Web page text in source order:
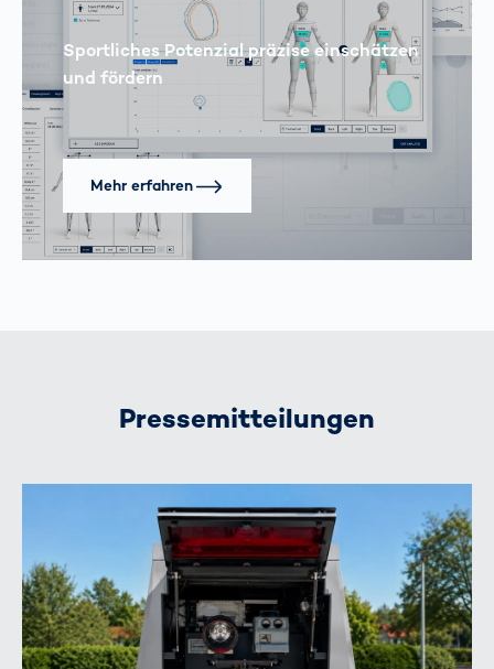
Sportliches Potenzial präzise einschätzen
und fördern
Mehr erfahren
Pressemitteilungen